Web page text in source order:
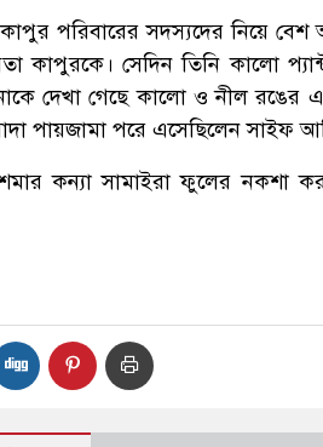
পরিবারের সদস্যদের নিয়ে বেশ
কাপুরকে। সেদিন তিনি কালো
দেখা গেছে কালো ও নীল রঙের
পায়জামা পরে এসেছিলেন সাইফ
কন্যা সামাইরা ফুলের নকশা